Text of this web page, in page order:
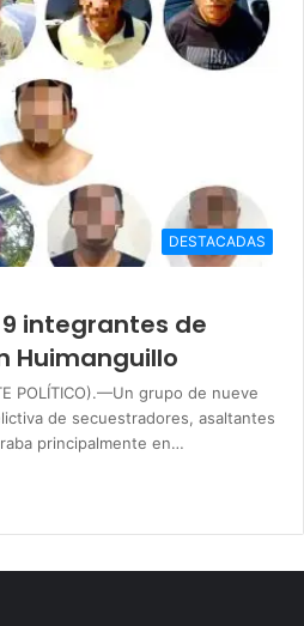
DESTACADAS
9 integrantes de
Huimanguillo
POLÍTICO).—Un grupo de nueve
de secuestradores, asaltantes
principalmente en…